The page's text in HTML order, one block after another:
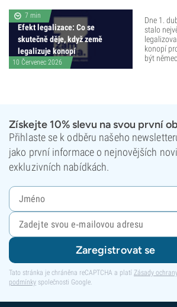
7 min
Efekt legalizace: Co se
skutečně děje, když země
legalizuje konopí
10 Červenec 2026
Dne 1.
stalo
konopí
být
Získejte 10% slevu na svou první
Přihlaste se k odběru našeho
jako první informace o nejnovějších
exkluzivních nabídkách.
Zaregistrovat se
Tato stránka je chráněna reCAPTCHA a platí Zásady
podmínky společnosti Google.